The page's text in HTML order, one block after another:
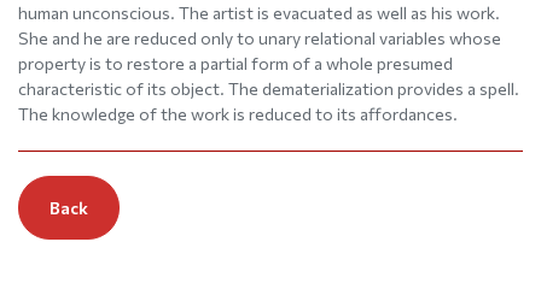
human unconscious. The artist is evacuated as well as his work.
She and he are reduced only to unary relational variables whose
property is to restore a partial form of a whole presumed
characteristic of its object. The dematerialization provides a spell.
The knowledge of the work is reduced to its affordances.
Back